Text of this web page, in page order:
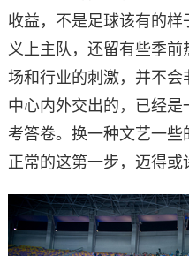
收益，不是足球该有的
义上主队，还留有些季
场和行业的刺激，并不
中心内外交出的，已经
考答卷。换一种文艺一些
正常的这第一步，迈得或